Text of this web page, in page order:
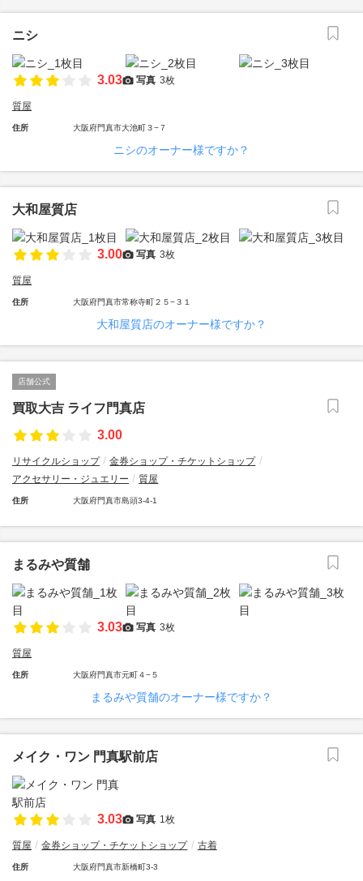
ニシ
3.03 写真 3枚
質屋
住所 大阪府門真市大池町３−７
ニシのオーナー様ですか？
大和屋質店
3.00 写真 3枚
質屋
住所 大阪府門真市常称寺町２５−３１
大和屋質店のオーナー様ですか？
店舗公式
買取大吉 ライフ門真店
3.00
リサイクルショップ
金券ショップ・チケットショップ
アクセサリー・ジュエリー
質屋
住所 大阪府門真市島頭3-4-1
まるみや質舗
3.03 写真 3枚
質屋
住所 大阪府門真市元町４−５
まるみや質舗のオーナー様ですか？
メイク・ワン 門真駅前店
3.03 写真 1枚
質屋 金券ショップ・チケットショップ 古着
住所 大阪府門真市新橋町3-3